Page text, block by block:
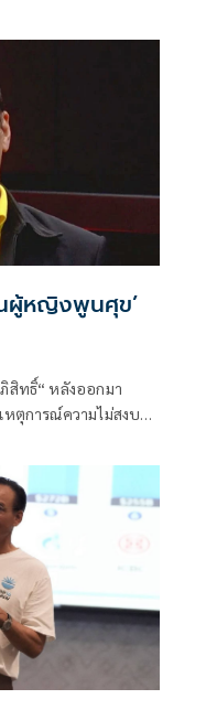
ผู้หญิงพูนศุข’
สิทธิ์“ หลังออกมา
หตุการณ์ความไม่สงบ